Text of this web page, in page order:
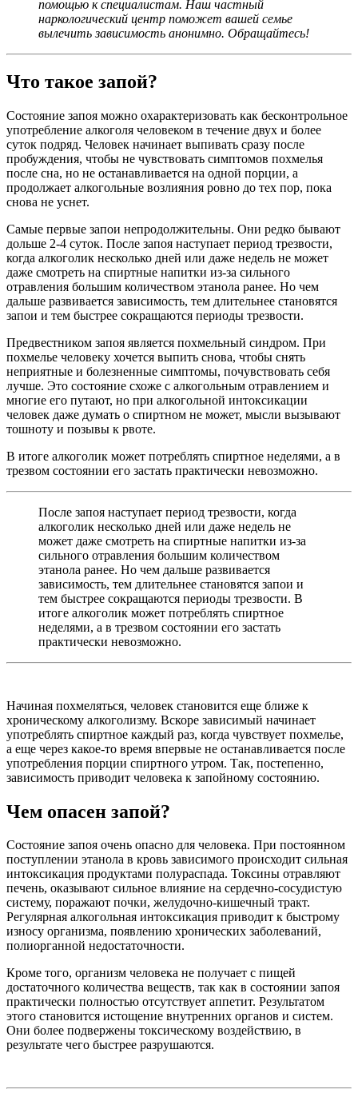
помощью к специалистам. Наш частный
наркологический центр поможет вашей семье
вылечить зависимость анонимно. Обращайтесь!
Что такое запой?
Состояние запоя можно охарактеризовать как бесконтрольное
употребление алкоголя человеком в течение двух и более
суток подряд. Человек начинает выпивать сразу после
пробуждения, чтобы не чувствовать симптомов похмелья
после сна, но не останавливается на одной порции, а
продолжает алкогольные возлияния ровно до тех пор, пока
снова не уснет.
Самые первые запои непродолжительны. Они редко бывают
дольше 2-4 суток. После запоя наступает период трезвости,
когда алкоголик несколько дней или даже недель не может
даже смотреть на спиртные напитки из-за сильного
отравления большим количеством этанола ранее. Но чем
дальше развивается зависимость, тем длительнее становятся
запои и тем быстрее сокращаются периоды трезвости.
Предвестником запоя является похмельный синдром. При
похмелье человеку хочется выпить снова, чтобы снять
неприятные и болезненные симптомы, почувствовать себя
лучше. Это состояние схоже с алкогольным отравлением и
многие его путают, но при алкогольной интоксикации
человек даже думать о спиртном не может, мысли вызывают
тошноту и позывы к рвоте.
В итоге алкоголик может потреблять спиртное неделями, а в
трезвом состоянии его застать практически невозможно.
После запоя наступает период трезвости, когда
алкоголик несколько дней или даже недель не
может даже смотреть на спиртные напитки из-за
сильного отравления большим количеством
этанола ранее. Но чем дальше развивается
зависимость, тем длительнее становятся запои и
тем быстрее сокращаются периоды трезвости. В
итоге алкоголик может потреблять спиртное
неделями, а в трезвом состоянии его застать
практически невозможно.
Начиная похмеляться, человек становится еще ближе к
хроническому алкоголизму. Вскоре зависимый начинает
употреблять спиртное каждый раз, когда чувствует похмелье,
а еще через какое-то время впервые не останавливается после
употребления порции спиртного утром. Так, постепенно,
зависимость приводит человека к запойному состоянию.
Чем опасен запой?
Состояние запоя очень опасно для человека. При постоянном
поступлении этанола в кровь зависимого происходит сильная
интоксикация продуктами полураспада. Токсины отравляют
печень, оказывают сильное влияние на сердечно-сосудистую
систему, поражают почки, желудочно-кишечный тракт.
Регулярная алкогольная интоксикация приводит к быстрому
износу организма, появлению хронических заболеваний,
полиорганной недостаточности.
Кроме того, организм человека не получает с пищей
достаточного количества веществ, так как в состоянии запоя
практически полностью отсутствует аппетит. Результатом
этого становится истощение внутренних органов и систем.
Они более подвержены токсическому воздействию, в
результате чего быстрее разрушаются.